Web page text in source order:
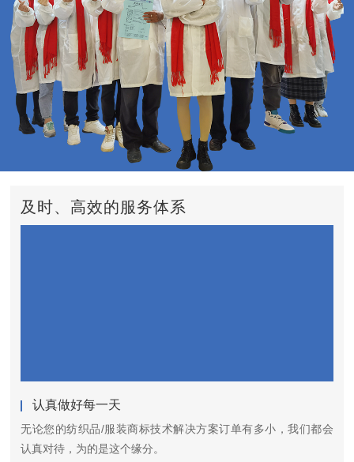
及时、高效的服务体系
认真做好每一天
无论您的纺织品/服装商标技术解决方案订单有多小，我们都会
认真对待，为的是这个缘分。